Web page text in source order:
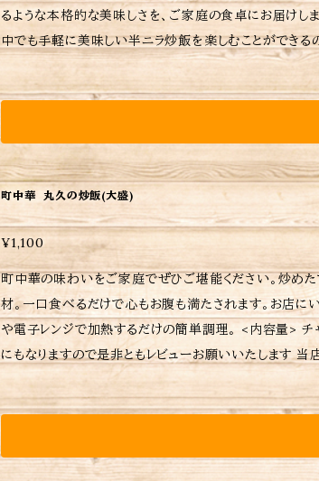
るような本格的な美味しさを、ご家庭の食卓にお届けします。 冷凍のままフライパンや電子レンジで簡単に調理できるので、
中でも手軽に美味しい半ニラ炒飯を楽しむことができるのが嬉しいですね。 <内容量> 半ニラ炒飯
みにもなりますし、今後の購入判断にもなりますのでぜひともレビューをお願いい
め、日時指定がなければ注文受付日から6〜7日後の配送となりますが、予め
ではないので、温めの際は別皿に移して加熱してくだ
アレルギーなどの詳細はラベルをご確認ください。 ※
町中華 丸久の炒飯(大盛)
¥1,100
町中華の味わいをご家庭でぜひご堪能ください。炒めた
材。一口食べるだけで心もお腹も満たされます。お店に
や電子レンジで加熱するだけの簡単調理。 <内容量> チャーハン720g <ご購入されたお客さまへ> 励みにもなりますし、今後の購入判断
にもなりますので是非ともレビューお願いいたします 当店は、注文受けてから調理してるため日時指定がなければ注文受付日から４〜５
日後の配送となりますが予めご了承ください。 ※当店に使われているパック等は耐熱用では無いので温めの際は別皿に移して加熱して
ください。 ※当店おすすめの焼き方、温め方は商品に
い。 ※ ご購入いただいた商品の重量に応じて送料が異